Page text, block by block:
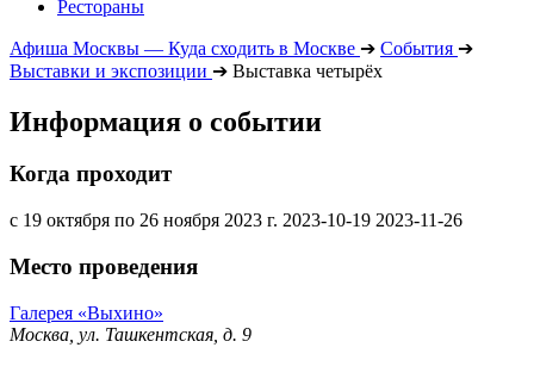
Рестораны
Афиша Москвы — Куда сходить в Москве ➔ События ➔
Выставки и экспозиции ➔ Выставка четырёх
Информация о событии
Когда проходит
с 19 октября по 26 ноября 2023 г. 2023-10-19 2023-11-26
Место проведения
Галерея «Выхино»
Москва, ул. Ташкентская, д. 9